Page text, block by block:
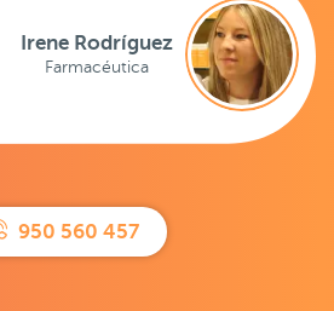
950 560 457
Irene Rodríguez
Farmacéutica